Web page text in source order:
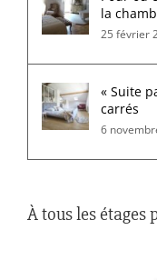
la
25 février
« Suite
carrés
6
À tous les étages